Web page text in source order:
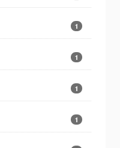
1
1
1
1